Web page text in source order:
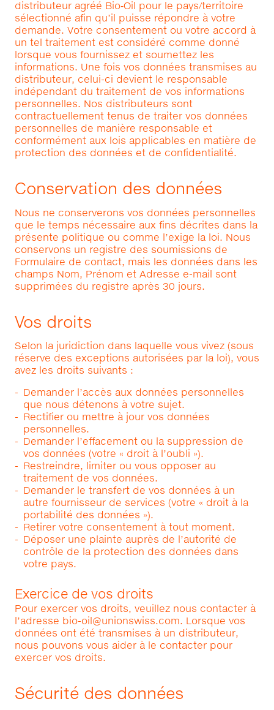
distributeur agréé Bio‑Oil pour le pays/territoire
sélectionné afin qu’il puisse répondre à votre
demande. Votre consentement ou votre accord à
un tel traitement est considéré comme donné
lorsque vous fournissez et soumettez les
informations. Une fois vos données transmises au
distributeur, celui-ci devient le responsable
indépendant du traitement de vos informations
personnelles. Nos distributeurs sont
contractuellement tenus de traiter vos données
personnelles de manière responsable et
conformément aux lois applicables en matière de
protection des données et de confidentialité.
Conservation des données
Nous ne conserverons vos données personnelles
que le temps nécessaire aux fins décrites dans la
présente politique ou comme l’exige la loi. Nous
conservons un registre des soumissions de
Formulaire de contact, mais les données dans les
champs Nom, Prénom et Adresse e-mail sont
supprimées du registre après 30 jours.
Vos droits
Selon la juridiction dans laquelle vous vivez (sous
réserve des exceptions autorisées par la loi), vous
avez les droits suivants :
Demander l’accès aux données personnelles
que nous détenons à votre sujet.
Rectifier ou mettre à jour vos données
personnelles.
Demander l’effacement ou la suppression de
vos données (votre « droit à l’oubli »).
Restreindre, limiter ou vous opposer au
traitement de vos données.
Demander le transfert de vos données à un
autre fournisseur de services (votre « droit à la
portabilité des données »).
Retirer votre consentement à tout moment.
Déposer une plainte auprès de l’autorité de
contrôle de la protection des données dans
votre pays.
Exercice de vos droits
Pour exercer vos droits, veuillez nous contacter à
l’adresse bio-oil@unionswiss.com. Lorsque vos
données ont été transmises à un distributeur,
nous pouvons vous aider à le contacter pour
exercer vos droits.
Sécurité des données